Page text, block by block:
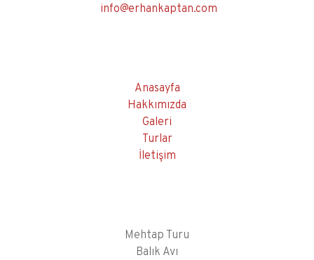
info@erhankaptan.com
Anasayfa
Hakkımızda
Galeri
Turlar
İletişim
Mehtap Turu
Balık Avı